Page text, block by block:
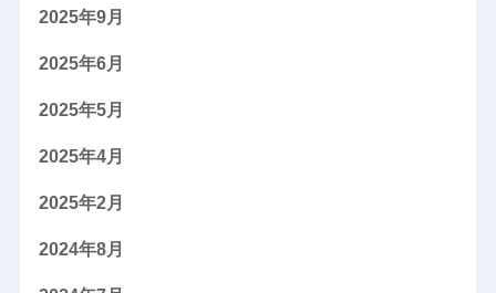
2025年9月
2025年6月
2025年5月
2025年4月
2025年2月
2024年8月